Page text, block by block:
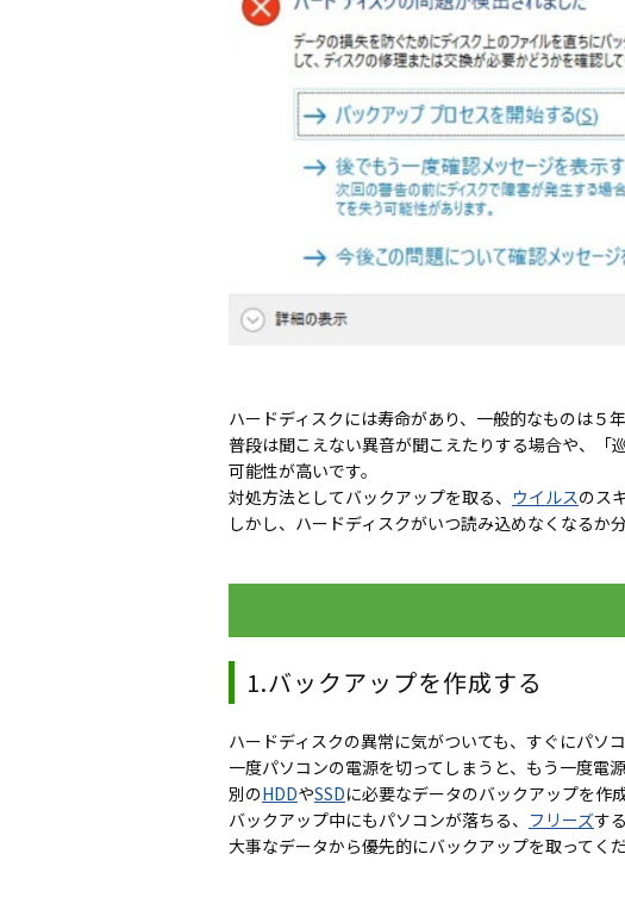
ハードディスクには寿命があり、一般的なものは５
普段は聞こえない異音が聞こえたりする場合や、「
可能性が高いです。
対処方法としてバックアップを取る、 ウイルスのス
しかし、ハードディスクがいつ読み込めなくなるか
1.バックアップを作成する
ハードディスクの異常に気がついても、すぐにパソ
一度パソコンの電源を切ってしまうと、もう一度電
別のHDDやSSDに必要なデータのバックアップを作
バックアップ中にもパソコンが落ちる、 フリーズす
大事なデータから優先的にバックアップを取ってくだ